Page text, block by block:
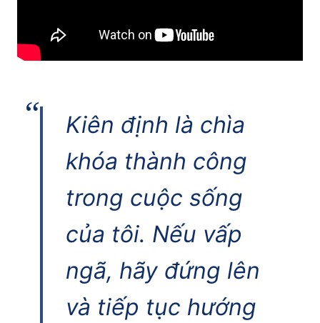
Kiên định là chìa
khóa thành công
trong cuộc sống
của tôi. Nếu vấp
ngã, hãy đứng lên
và tiếp tục hướng